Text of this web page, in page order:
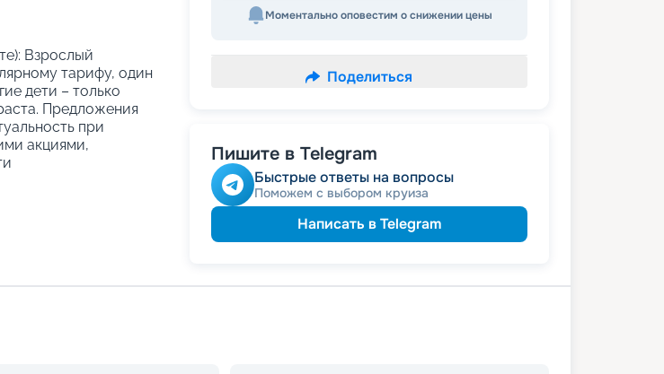
Взрослый
тарифу, один
дети – только
Предложения
при
акциями,
Моментально оповестим о снижении цены
Поделиться
Пишите в Telegram
Быстрые ответы на вопросы
Поможем с выбором круиза
Написать в Telegram